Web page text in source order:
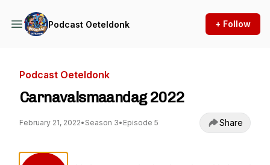
Podcast Oeteldonk + Follow
Podcast Oeteldonk
Carnavalsmaandag 2022
February 21, 2022• Season 3• Episode 5 Share